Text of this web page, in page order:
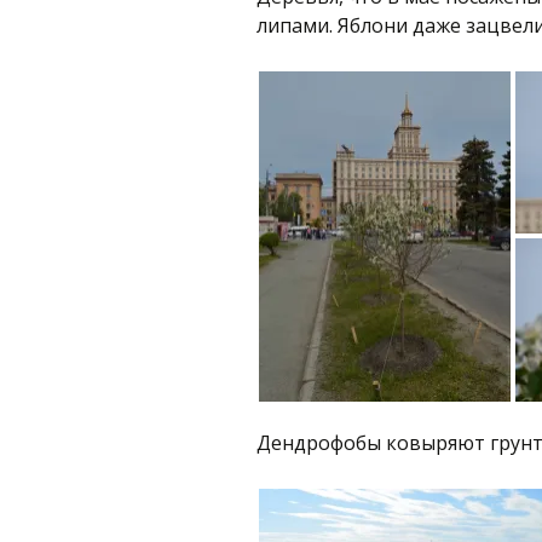
липами. Яблони даже
Дендрофобы ковыряют